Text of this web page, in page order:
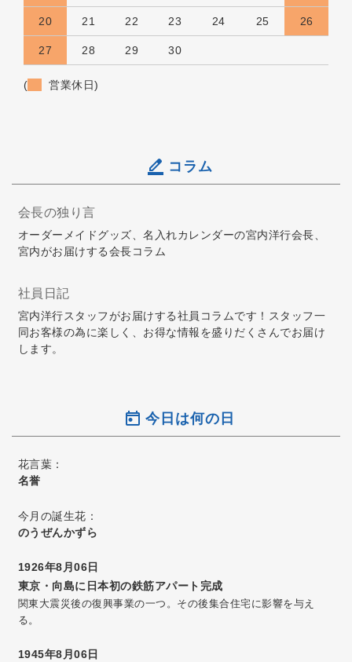
20 21 22 23 24 25 26
27 28 29 30
( 営業休日)
コラム
会長の独り言
オーダーメイドグッズ、名入れカレンダーの宮内洋行会長、
宮内がお届けする会長コラム
社員日記
宮内洋行スタッフがお届けする社員コラムです！スタッフ一
同お客様の為に楽しく、お得な情報を盛りだくさんでお届け
します。
今日は何の日
花言葉：
名誉
今月の誕生花：
のうぜんかずら
1926年8月06日
東京・向島に日本初の鉄筋アパート完成
関東大震災後の復興事業の一つ。その後集合住宅に影響を与え
る。
1945年8月06日